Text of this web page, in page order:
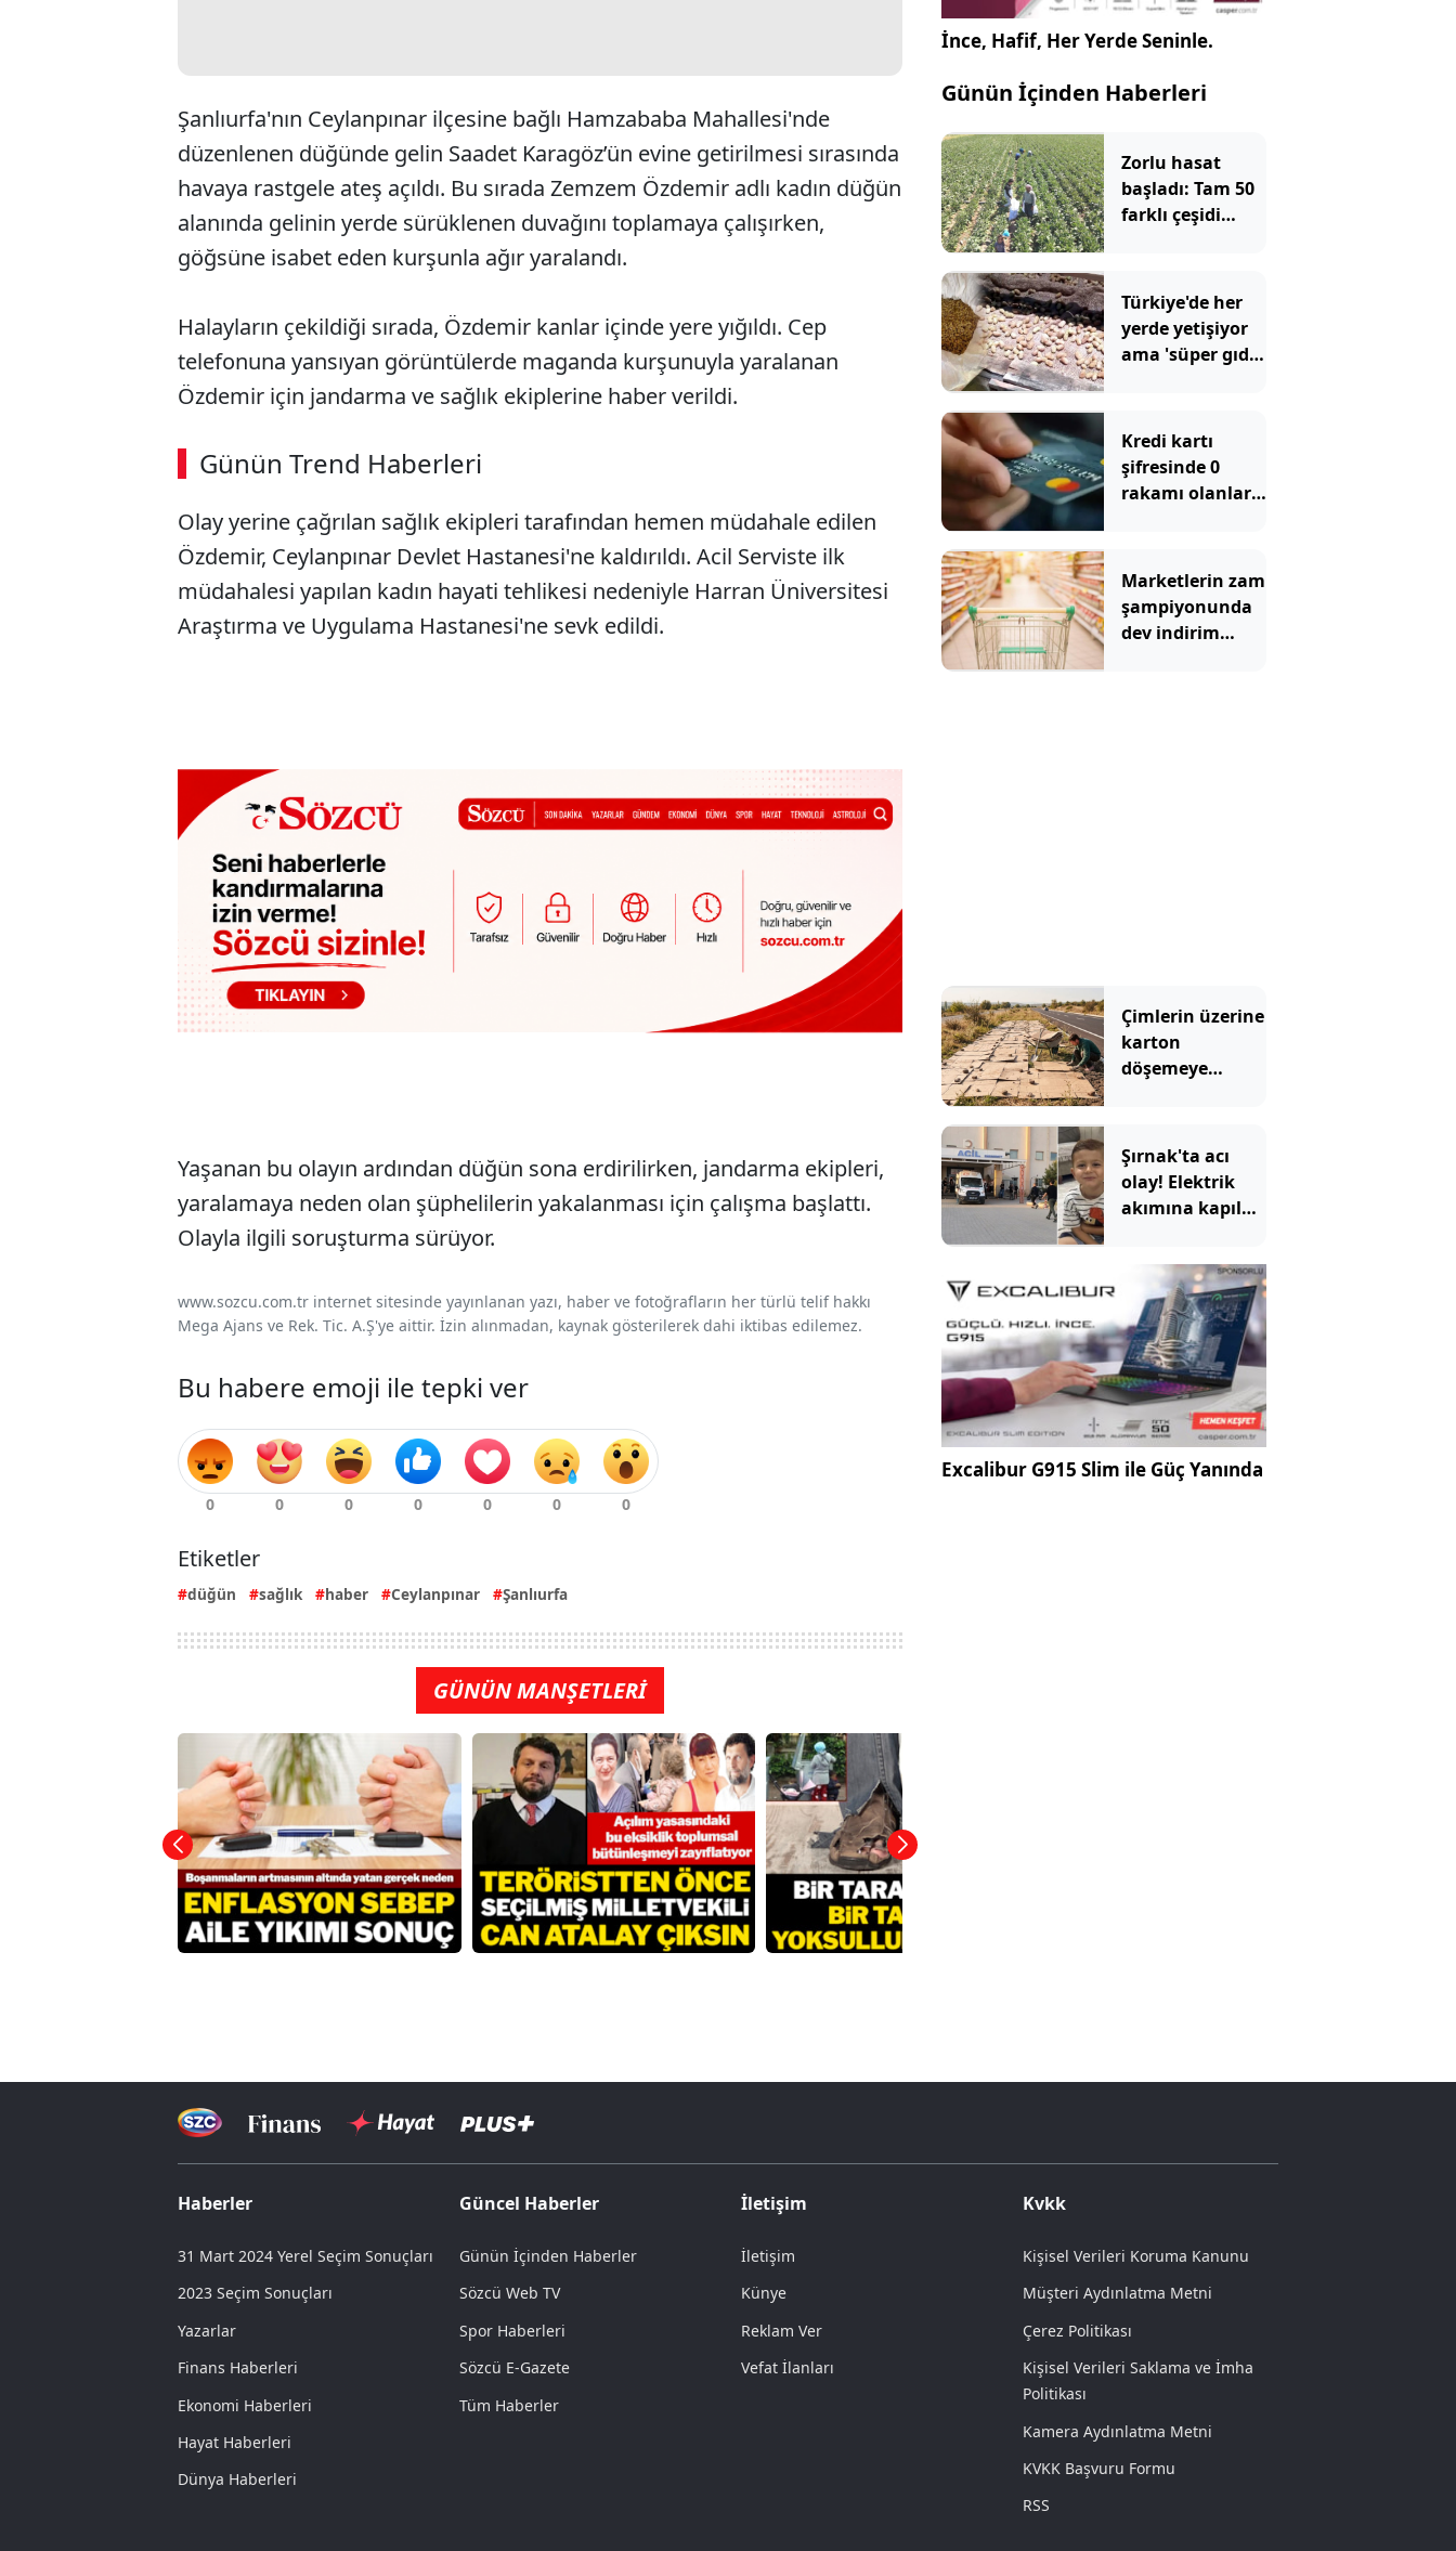
Şanlıurfa'nın Ceylanpınar ilçesine bağlı Hamzababa Mahallesi'nde
düzenlenen düğünde gelin Saadet Karagöz’ün evine getirilmesi sırasında
havaya rastgele ateş açıldı. Bu sırada Zemzem Özdemir adlı kadın düğün
alanında gelinin yerde sürüklenen duvağını toplamaya çalışırken,
göğsüne isabet eden kurşunla ağır yaralandı.
Halayların çekildiği sırada, Özdemir kanlar içinde yere yığıldı. Cep
telefonuna yansıyan görüntülerde maganda kurşunuyla yaralanan
Özdemir için jandarma ve sağlık ekiplerine haber verildi.
Günün Trend Haberleri
Olay yerine çağrılan sağlık ekipleri tarafından hemen müdahale edilen
Özdemir, Ceylanpınar Devlet Hastanesi'ne kaldırıldı. Acil Serviste ilk
müdahalesi yapılan kadın hayati tehlikesi nedeniyle Harran Üniversitesi
Araştırma ve Uygulama Hastanesi'ne sevk edildi.
Yaşanan bu olayın ardından düğün sona erdirilirken, jandarma ekipleri,
yaralamaya neden olan şüphelilerin yakalanması için çalışma başlattı.
Olayla ilgili soruşturma sürüyor.
www.sozcu.com.tr internet sitesinde yayınlanan yazı, haber ve fotoğrafların her türlü telif hakkı
Mega Ajans ve Rek. Tic. A.Ş'ye aittir. İzin alınmadan, kaynak gösterilerek dahi iktibas edilemez.
Bu habere emoji ile tepki ver
Etiketler
düğün sağlık haber Ceylanpınar Şanlıurfa
GÜNÜN MANŞETLERİ
İnce, Hafif, Her Yerde Seninle.
Günün İçinden Haberleri
Zorlu hasat
başladı: Tam 50
farklı çeşidi
toplanıyor
Türkiye'de her
yerde yetişiyor
ama 'süper gıda'
Kredi kartı
şifresinde 0
rakamı olanlara
Marketlerin zam
şampiyonunda
dev indirim
Çimlerin üzerine
karton
döşemeye
Şırnak'ta acı
olay! Elektrik
akımına kapılan
çocuk öldü
Excalibur G915 Slim ile Güç Yanında
Haberler
31 Mart 2024 Yerel Seçim Sonuçları
2023 Seçim Sonuçları
Yazarlar
Finans Haberleri
Ekonomi Haberleri
Hayat Haberleri
Dünya Haberleri
Güncel Haberler
Günün İçinden Haberler
Sözcü Web TV
Spor Haberleri
Sözcü E-Gazete
Tüm Haberler
İletişim
İletişim
Künye
Reklam Ver
Vefat İlanları
Kvkk
Kişisel Verileri Koruma Kanunu
Müşteri Aydınlatma Metni
Çerez Politikası
Kişisel Verileri Saklama ve İmha
Politikası
Kamera Aydınlatma Metni
KVKK Başvuru Formu
RSS